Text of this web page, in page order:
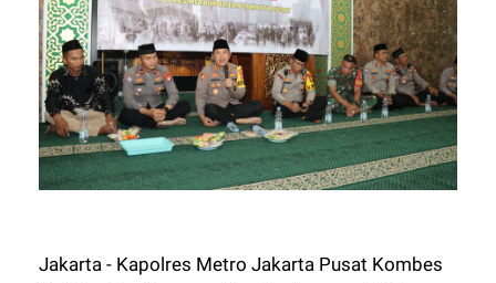
Jakarta - Kapolres Metro Jakarta Pusat Kombes